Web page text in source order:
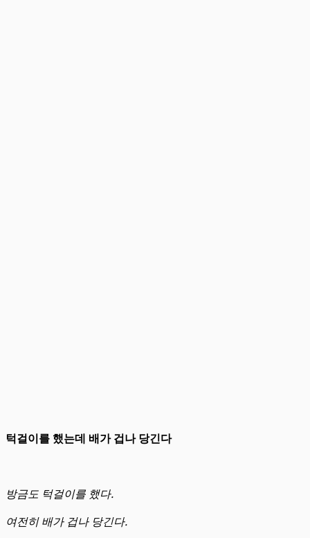
턱걸이를 했는데 배가 겁나 당긴다
방금도 턱걸이를 했다.
여전히 배가 겁나 당긴다.